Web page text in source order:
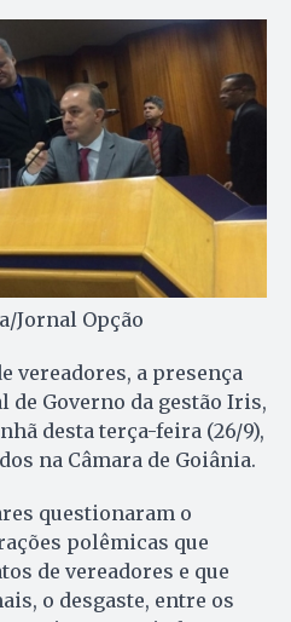
Jornal Opção
vereadores, a presença
Governo da gestão Iris,
desta terça-feira (26/9),
na Câmara de Goiânia.
questionaram o
polêmicas que
de vereadores e que
o desgaste, entre os